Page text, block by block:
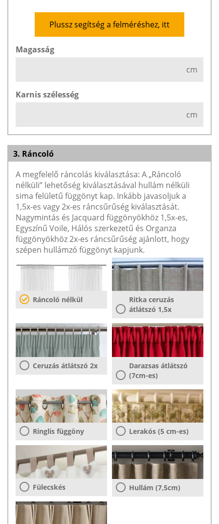
Plussz segítség a felméréshez, itt
Magasság
cm
Karnis szélesség
cm
3. Ráncoló
A megfelelő ráncolás kiválasztása: A „Ráncoló
nélküli” lehetőség kiválasztásával hullám nélküli
sima felületű függönyt kap. Inkább javasoljuk a
1,5x-es vagy 2x-es ráncsűrűség kiválasztását.
Nagymintás és Jacquard függönyökhöz 1,5x-es,
Egyszínű Voile, Hálós szerkezetű és Organza
függönyökhöz 2x-es ráncsűrűség ajánlott, hogy
szépen hullámzó függönyt kapjunk.
Ráncoló nélkül
Ritka ceruzás
átlátszó 1,5x
Ceruzás átlátszó 2x
Darazsas átlátszó
(7cm-es)
Ringlis függöny Lerakós (5 cm-es)
Fülecskés Hullám (7,5cm)